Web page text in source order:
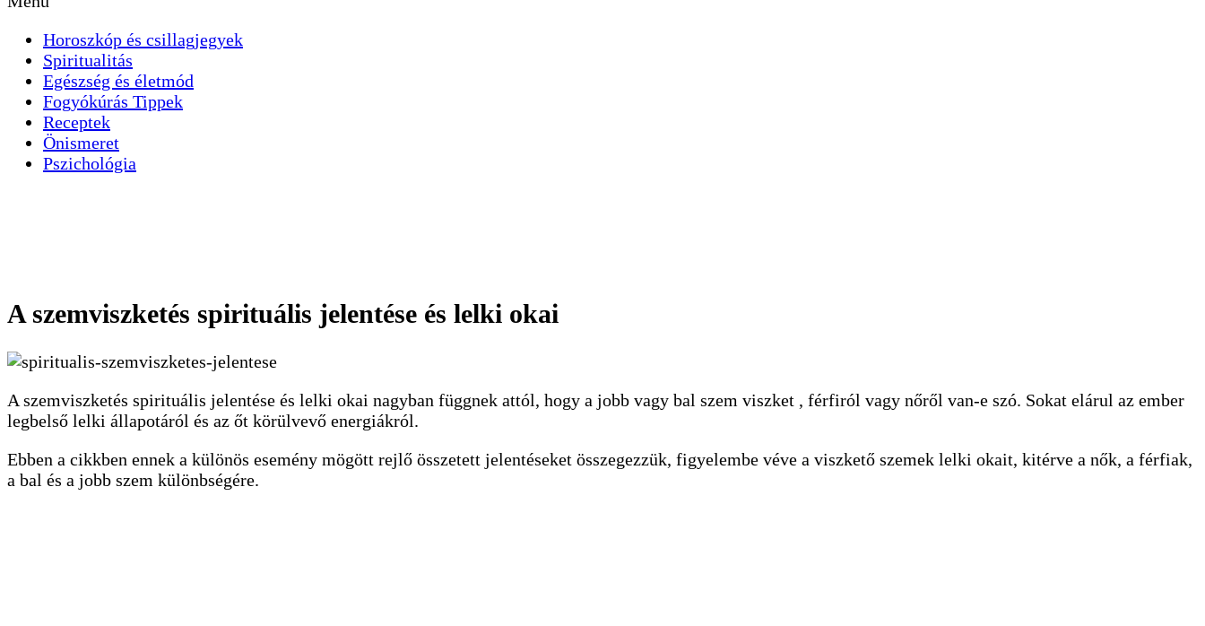
Horoszkóp és csillagjegyek
Spiritualitás
Egészség és életmód
Fogyókúrás Tippek
Receptek
Önismeret
Pszichológia
A szemviszketés spirituális jelentése és lelki okai
A szemviszketés spirituális jelentése és lelki okai nagyban függnek attól, hogy a jobb vagy bal szem viszket , férfiról vagy nőről van-e szó. Sokat elárul az ember
legbelső lelki állapotáról és az őt körülvevő energiákról.
Ebben a cikkben ennek a különös esemény mögött rejlő összetett jelentéseket összegezzük, figyelembe véve a viszkető szemek lelki okait, kitérve a nők, a férfiak,
a bal és a jobb szem különbségére.